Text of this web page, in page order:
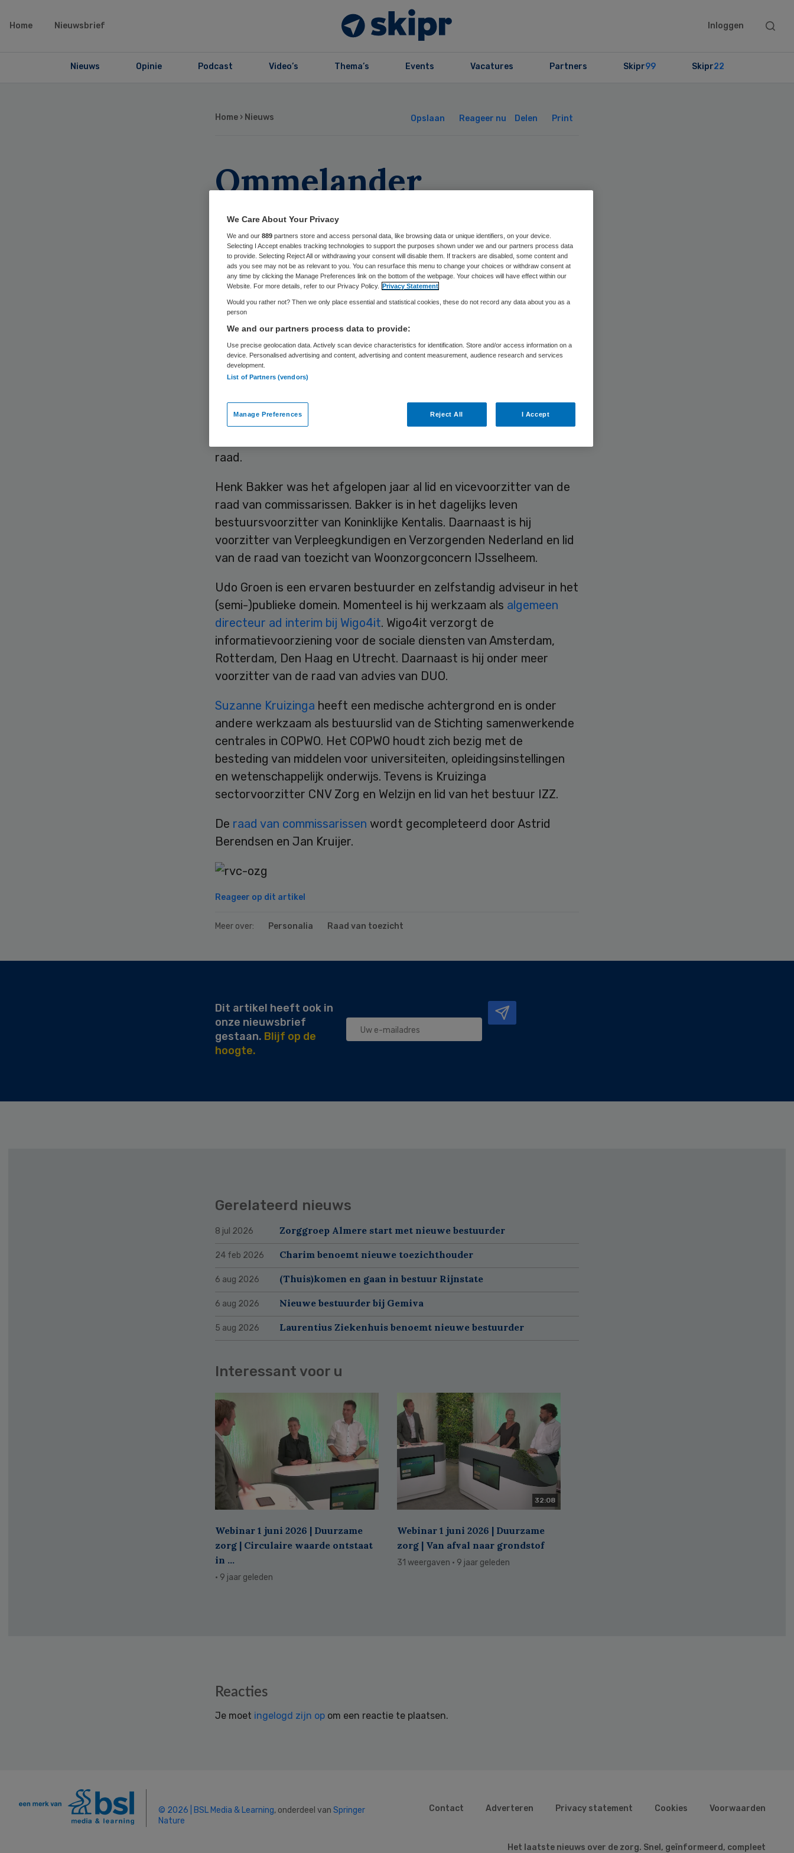
Home Nieuwsbrief Inloggen
Search
Nieuws Opinie Podcast Video’s Thema’s Events Vacatures Partners Skipr99 Skipr22
Home › Nieuws Opslaan Reageer nu Delen Print
Ommelander
Ziekenhuis vernieuwt
raad van
commissarissen
Skipr Redactie 3 april 2017 ,10:13
commissarissen van de Ommelander Ziekenhuis Groningen. Bakker
volgt in deze rol de afgetreden Albert de Jonge op. Daarnaast zijn
raad.
Henk Bakker was het afgelopen jaar al lid en vicevoorzitter van de
raad van commissarissen. Bakker is in het dagelijks leven
bestuursvoorzitter van Koninklijke Kentalis. Daarnaast is hij
voorzitter van Verpleegkundigen en Verzorgenden Nederland en lid
van de raad van toezicht van Woonzorgconcern IJsselheem.
Udo Groen is een ervaren bestuurder en zelfstandig adviseur in het
(semi-)publieke domein. Momenteel is hij werkzaam als algemeen
directeur ad interim bij Wigo4it. Wigo4it verzorgt de
informatievoorziening voor de sociale diensten van Amsterdam,
Rotterdam, Den Haag en Utrecht. Daarnaast is hij onder meer
voorzitter van de raad van advies van DUO.
Suzanne Kruizinga heeft een medische achtergrond en is onder
andere werkzaam als bestuurslid van de Stichting samenwerkende
centrales in COPWO. Het COPWO houdt zich bezig met de
besteding van middelen voor universiteiten, opleidingsinstellingen
en wetenschappelijk onderwijs. Tevens is Kruizinga
sectorvoorzitter CNV Zorg en Welzijn en lid van het bestuur IZZ.
De raad van commissarissen wordt gecompleteerd door Astrid
Berendsen en Jan Kruijer.
Reageer op dit artikel
Meer over: Personalia Raad van toezicht
Dit artikel heeft ook in
onze nieuwsbrief
gestaan. Blijf op de
hoogte.
Gerelateerd nieuws
8 jul 2026 Zorggroep Almere start met nieuwe bestuurder
24 feb 2026 Charim benoemt nieuwe toezichthouder
6 aug 2026 (Thuis)komen en gaan in bestuur Rijnstate
6 aug 2026 Nieuwe bestuurder bij Gemiva
5 aug 2026 Laurentius Ziekenhuis benoemt nieuwe bestuurder
Interessant voor u
Webinar 1 juni 2026 | Duurzame
zorg | Circulaire waarde ontstaat
in ...
· 9 jaar geleden
32:08
Webinar 1 juni 2026 | Duurzame
zorg | Van afval naar grondstof
31 weergaven · 9 jaar geleden
Reacties
Je moet ingelogd zijn op om een reactie te plaatsen.
© 2026 | BSL Media & Learning, onderdeel van Springer
Nature
Contact Adverteren Privacy statement Cookies Voorwaarden
Het laatste nieuws over de zorg. Snel, geïnformeerd, compleet
We Care About Your Privacy
We and our 889 partners store and access personal data, like browsing data or unique identifiers, on your device.
Selecting I Accept enables tracking technologies to support the purposes shown under we and our partners process data
to provide. Selecting Reject All or withdrawing your consent will disable them. If trackers are disabled, some content and
ads you see may not be as relevant to you. You can resurface this menu to change your choices or withdraw consent at
any time by clicking the Manage Preferences link on the bottom of the webpage. Your choices will have effect within our
Website. For more details, refer to our Privacy Policy. Privacy Statement
Would you rather not? Then we only place essential and statistical cookies, these do not record any data about you as a
person
We and our partners process data to provide:
Use precise geolocation data. Actively scan device characteristics for identification. Store and/or access information on a
device. Personalised advertising and content, advertising and content measurement, audience research and services
development.
List of Partners (vendors)
Manage Preferences Reject All I Accept